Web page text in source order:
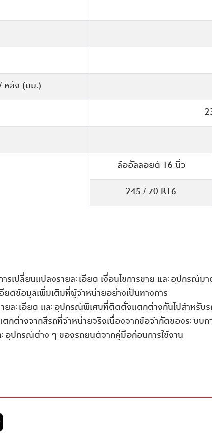
หลัง (มม.)
ล้ออัลลอยด์ 16 นิ้ว
245 / 70 R16
รอบต่อนาที)
/ รอบต่อนาที)
ะบบล็อกเฟืองท้าย
ระตู
ไฟฟ้าพร้อมไฟเลี้ยว
แบบหน่วงเวลา
เสาวิทยุฝังกระจก
มัติ (Cruise Control)
ละเบาะนั่งผู้โดยสาร
ด้านหน้าปรับไฟฟ้า 6
านคนขับ และผู้
Function
Up-Down ด้านคนขับ
แบบธรรมดา
(Stability Control
ควบคุมการลื่นไถล
ลาดชัน HAS (Hill
งทางลาดชัน HDC
-
งกลับพร้อมผ่อนแรง
จุด 3 ตำแหน่ง
พร้อมสัญญาณเตือน
อผ่านบลูทูธ / ช่อง
นัดหมาย และบันทึก
ยะ
การอัจฉริยะ)
ทย -
ระบบปรับอากาศผ่าน
-
-
มต่ออัจฉริยะ)
ร้อมรายงานการจราจร
-
และที่พักบนแผนที่
-
รเปลี่ยนแปลงรายละเอียด เงื่อนไขการขาย และอุปกรณ์ม
ยดข้อมูลเพิ่มเติมที่ผู้จำหน่ายอย่างเป็นทางการ
ยละเอียด และอุปกรณ์พิเศษที่ติดตั้งแตกต่างกันไปสำหรับร
ตกต่างจากสีรถที่จำหน่ายจริงเนื่องจากข้อจำกัดของระบบ
ะอุปกรณ์ต่าง ๆ ของรถยนต์จากคู่มือก่อนการใช้งาน